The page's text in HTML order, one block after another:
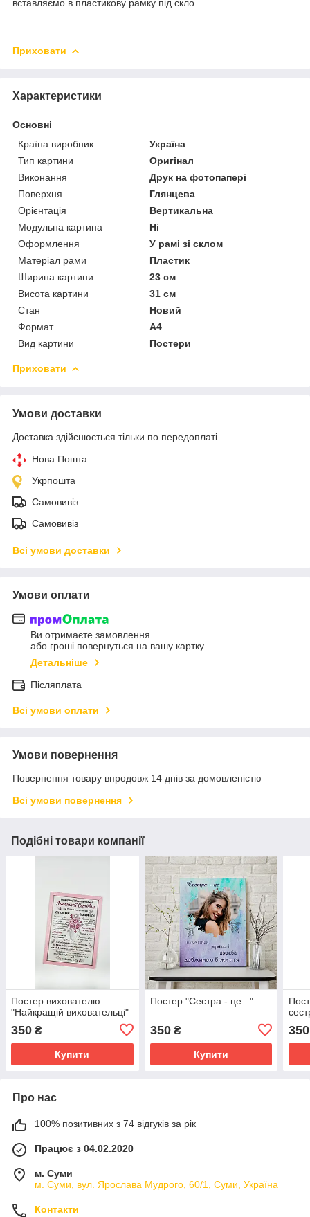
вставляємо в пластикову рамку під скло.
Приховати
Характеристики
Основні
Країна виробник
Україна
Тип картини
Оригінал
Виконання
Друк на фотопапері
Поверхня
Глянцева
Орієнтація
Вертикальна
Модульна картина
Ні
Оформлення
У рамі зі склом
Матеріал рами
Пластик
Ширина картини
23 см
Висота картини
31 см
Стан
Новий
Формат
A4
Вид картини
Постери
Приховати
Умови доставки
Доставка здійснюється тільки по передоплаті.
Нова Пошта
Укрпошта
Самовивіз
Самовивіз
Всі умови доставки
Умови оплати
Ви отримаєте замовлення
або гроші повернуться на вашу картку
Детальніше
Післяплата
Всі умови оплати
Умови повернення
Повернення товару впродовж 14 днів за домовленістю
Всі умови повернення
Подібні товари компанії
Постер вихователю
"Найкращій виховательці"
350 ₴
Купити
Постер "Сестра - це.. "
350₴
Купити
350
Про нас
100% позитивних з 74 відгуків за рік
Працює з 04.02.2020
м. Суми
м. Суми, вул. Ярослава Мудрого, 60/1, Суми, Україна
Контакти